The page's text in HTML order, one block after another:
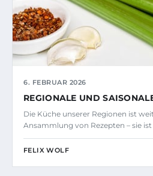
6. FEBRUAR 2026
REGIONALE UND
Die Küche unserer Regionen ist
Ansammlung von Rezepten – sie ist
FELIX WOLF